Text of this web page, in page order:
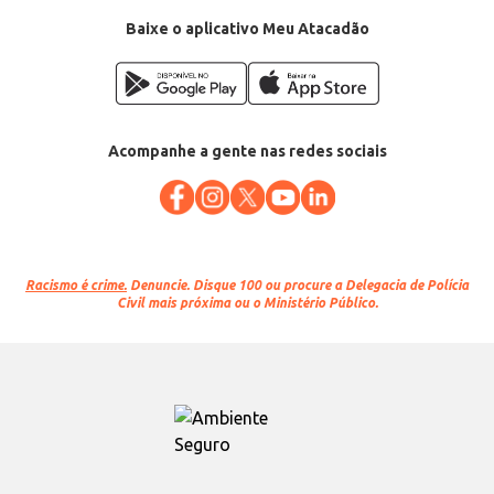
Baixe o aplicativo Meu Atacadão
Acompanhe a gente nas redes sociais
Racismo é crime. Denuncie. Disque 100 ou procure a Delegacia de Polícia
Civil mais próxima ou o Ministério Público.